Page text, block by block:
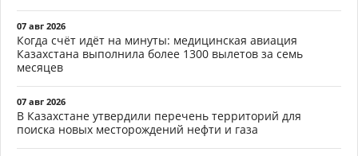
07 авг 2026
Когда счёт идёт на минуты: медицинская авиация
Казахстана выполнила более 1300 вылетов за семь
месяцев
07 авг 2026
В Казахстане утвердили перечень территорий для
поиска новых месторождений нефти и газа